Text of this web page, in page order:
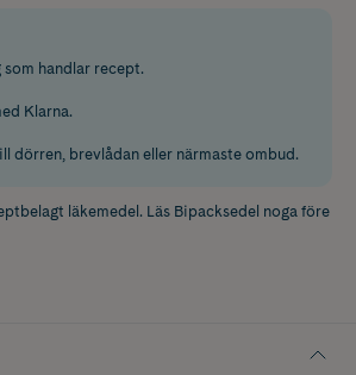
handlar recept.
Klarna.
dörren, brevlådan eller närmaste ombud.
läkemedel. Läs Bipacksedel noga före